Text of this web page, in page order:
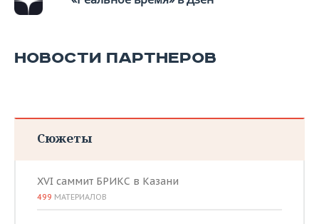
НОВОСТИ ПАРТНЕРОВ
Сюжеты
XVI саммит БРИКС в Казани
499 МАТЕРИАЛОВ